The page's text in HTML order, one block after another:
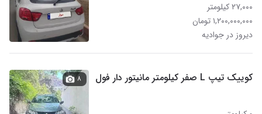
۲۷,۰۰۰ کیلومتر
۱,۲۰۰,۰۰۰,۰۰۰ تومان
دیروز در جوادیه
کوییک تیپ L صفر کیلومتر مانیتور دار فول ۸